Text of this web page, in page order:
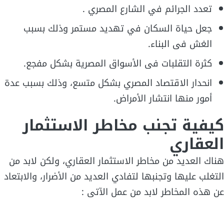
تعدد الجرائم في الشارع المصري .
جعل حياة السكان في تهديد مستمر وذلك بسبب
الغش فى البناء.
كثرة التقلبات فى الأسواق المصرية بشكل مفجع.
انحدار الاقتصاد المصري بشكل متسع، وذلك بسبب عدة
أمور منها انتشار الأمراض.
كيفية تجنب مخاطر الاستثمار
العقاري
هناك العديد من مخاطر الاستثمار العقاري، ولكن لابد من
التغلب عليها وتجنبها لتفادي العديد من الأضرار، والابتعاد
عن هذه المخاطر لابد من عمل الآتى :